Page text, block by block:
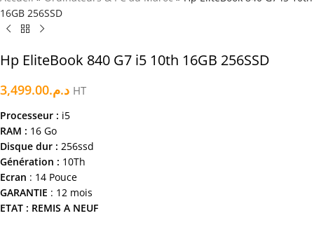
16GB 256SSD
Hp EliteBook 840 G7 i5 10th 16GB 256SSD
د.م.3,499.00 HT
Processeur : i5
RAM : 16 Go
Disque dur : 256ssd
Génération : 10Th
Ecran : 14 Pouce
GARANTIE : 12 mois
ETAT : REMIS A NEUF